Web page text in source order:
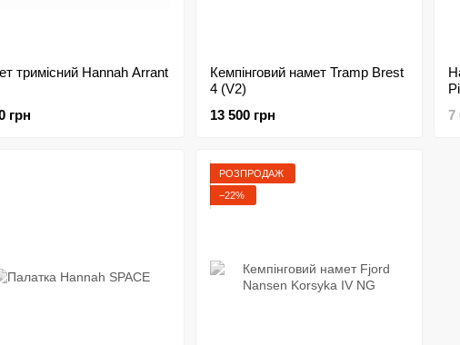
тримісний Hannah Arrant
грн
Кемпінговий намет Tramp Brest
4 (V2)
13 500 грн
7
РОЗПРОДАЖ
−22%